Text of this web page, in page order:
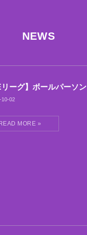
NEWS
リーグ】ボールパーソン
10-02